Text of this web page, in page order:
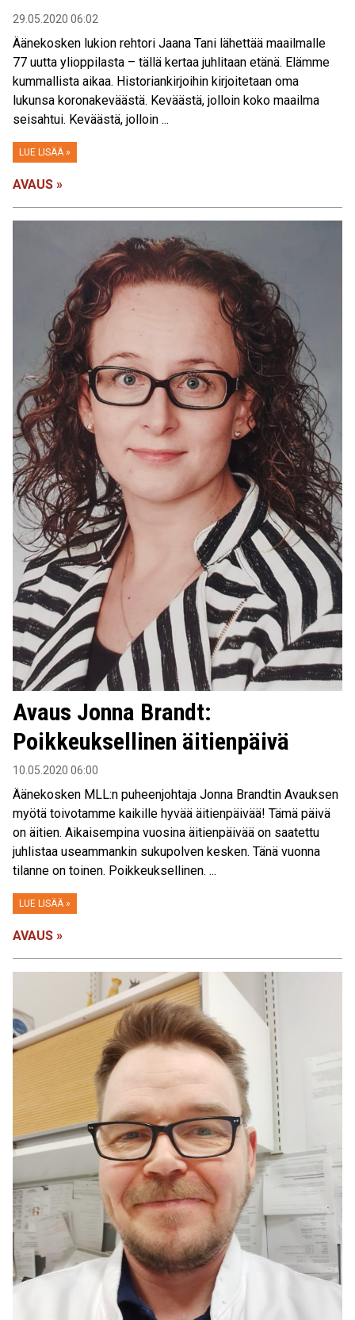
29.05.2020 06:02
Äänekosken lukion rehtori Jaana Tani lähettää maailmalle
77 uutta ylioppilasta – tällä kertaa juhlitaan etänä. Elämme
kummallista aikaa. Historiankirjoihin kirjoitetaan oma
lukunsa koronakeväästä. Keväästä, jolloin koko maailma
seisahtui. Keväästä, jolloin ...
LUE LISÄÄ »
AVAUS »
Avaus Jonna Brandt:
Poikkeuksellinen äitienpäivä
10.05.2020 06:00
Äänekosken MLL:n puheenjohtaja Jonna Brandtin Avauksen
myötä toivotamme kaikille hyvää äitienpäivää! Tämä päivä
on äitien. Aikaisempina vuosina äitienpäivää on saatettu
juhlistaa useammankin sukupolven kesken. Tänä vuonna
tilanne on toinen. Poikkeuksellinen. ...
LUE LISÄÄ »
AVAUS »